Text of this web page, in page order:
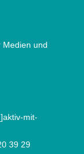
Medien und
mit-
39 29